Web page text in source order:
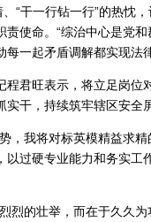
“干一行钻一行”的热忱
使命。“综治中心是党
一起矛盾调解都实现法
程君旺表示，将立足岗
干，持续筑牢辖区安全
，我将对标英模精益求
以过硬专业能力和务实
烈的壮举，而在于久久